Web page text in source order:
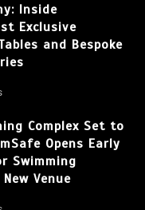
Inside
Exclusive
and Bespoke
Complex Set to
Opens Early
Swimming
Venue